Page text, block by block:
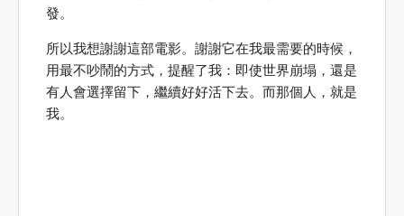
發。
所以我想謝謝這部電影。謝謝它在我最需要的時候，
用最不吵鬧的方式，提醒了我：即使世界崩塌，還是
有人會選擇留下，繼續好好活下去。而那個人，就是
我。